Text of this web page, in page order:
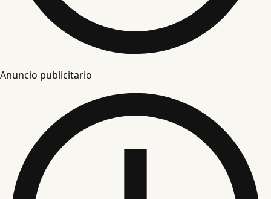
Anuncio publicitario